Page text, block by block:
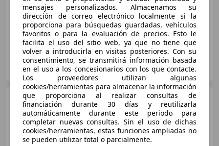
10/2006 251.000 km Diésel 103 kW (140 CV)
Particular
ES-07004 Palma
Volkswagen Passat
Variant
2.0TDI Advance BMT
DSG
€ 8.700
Precio justo
mensajes personalizados. Almacenamos su
dirección de correo electrónico localmente si la
proporciona para búsquedas guardadas, vehículos
favoritos o para la evaluación de precios. Esto le
facilita el uso del sitio web, ya que no tiene que
volver a introducirla en visitas posteriores. Con su
consentimiento, se transmitirá información basada
en el uso a los concesionarios con los que contacte.
Los proveedores utilizan algunas
cookies/herramientas para almacenar la información
que proporciona al realizar consultas de
financiación durante 30 días y reutilizarla
automáticamente durante este periodo para
completar nuevas consultas. Sin el uso de dichas
cookies/herramientas, estas funciones ampliadas no
se pueden utilizar total o parcialmente.